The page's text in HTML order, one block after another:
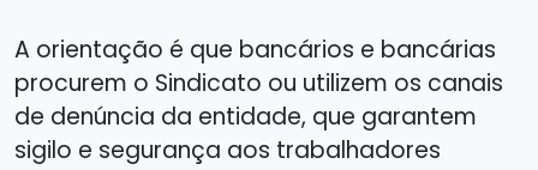
A orientação é que bancários e bancárias
procurem o Sindicato ou utilizem os canais
de denúncia da entidade, que garantem
sigilo e segurança aos trabalhadores